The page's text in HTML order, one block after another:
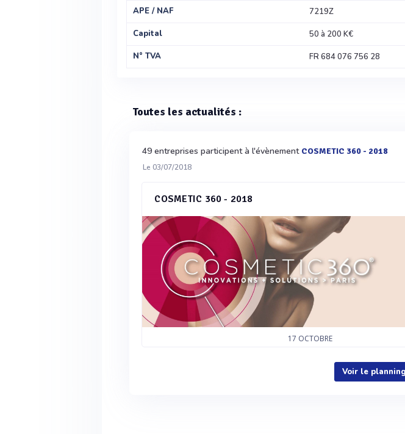
APE / NAF
7219Z
Capital
50 à 200 K€
N° TVA
FR 684 076 756 28
Toutes les actualités :
49 entreprises participent à l'évènement COSMETIC 360 - 2018
Le 03/07/2018
COSMETIC 360 - 2018
17 OCTOBRE
Voir le